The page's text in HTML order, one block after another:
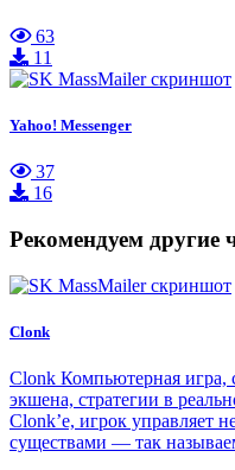
63
11
Yahoo! Messenger
37
16
Рекомендуем другие
Clonk
Clonk Компьютерная игра,
экшена, стратегии в
Clonk’е, игрок управляет
существами — так